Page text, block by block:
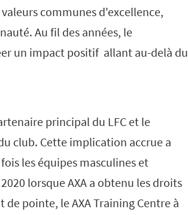
communes d'excellence,
Au fil des années, le
un impact positif allant au-delà du
principal du LFC et le
club. Cette implication accrue a
les équipes masculines et
lorsque AXA a obtenu les droits
pointe, le AXA Training Centre à